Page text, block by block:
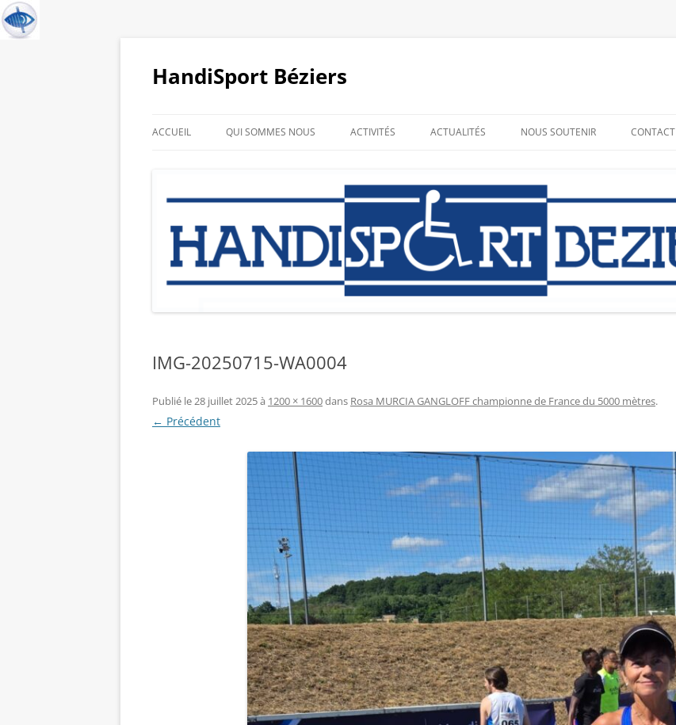
HandiSport Béziers
ACCUEIL QUI SOMMES NOUS
GALERIE PHOTO DE NOS
LIENS PARTENAIRES
ACTIVITÉS ACTUALITÉS NOUS SOUTENIR CONTACT
IMG-20250715-WA0004
Publié le28 juillet 2025à 1200 × 1600dans Rosa MURCIA GANGLOFF championne de France du 5000 mètres.
← Précédent